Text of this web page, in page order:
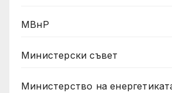
МВнР
Министерски съвет
Министерство на